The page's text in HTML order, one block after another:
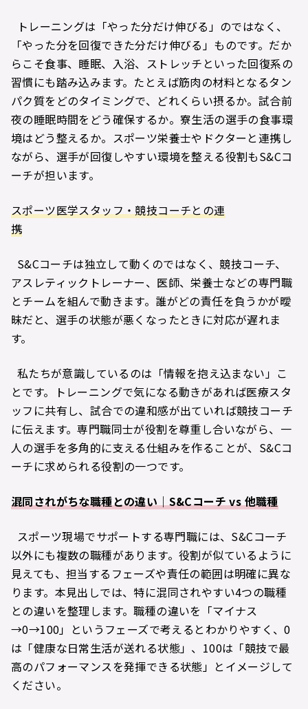
トレーニングは「やった分だけ伸びる」のではなく、
「やった分を回復できた分だけ伸びる」ものです。だか
らこそ食事、睡眠、入浴、ストレッチといった回復系の
習慣にも踏み込みます。たとえば筋肉の材料となるタン
パク質をどのタイミングで、どれくらい摂るか。試合前
夜の睡眠時間をどう確保するか。寮生活の選手の食事環
境はどう整えるか。スポーツ栄養士やドクターと連携し
ながら、選手が回復しやすい環境を整える役割もS&Cコ
ーチが担います。
スポーツ医学スタッフ・競技コーチとの連
携
S&Cコーチは独立して動くのではなく、競技コーチ、
アスレティックトレーナー、医師、栄養士などの専門職
とチームを組んで動きます。誰がどの責任を負うかが曖
昧だと、選手の状態が悪くなったときに対応が遅れま
す。
私たちが意識しているのは「情報を抱え込まない」こ
とです。トレーニングで気になる動きがあれば医療スタ
ッフに共有し、試合での違和感が出ていれば競技コーチ
に伝えます。専門職同士が役割を尊重し合いながら、一
人の選手を多角的に支える仕組みを作ることが、S&Cコ
ーチに求められる役割の一つです。
混同されがちな職種との違い｜S&Cコーチ vs 他職種
スポーツ現場でサポートする専門職には、S&Cコーチ
以外にも複数の職種があります。役割が似ているように
見えても、担当するフェーズや責任の範囲は明確に異な
ります。本見出しでは、特に混同されやすい4つの職種
との違いを整理します。職種の違いを「マイナス
→0→100」というフェーズで考えるとわかりやすく、0
は「健康な日常生活が送れる状態」、100は「競技で最
高のパフォーマンスを発揮できる状態」とイメージして
ください。